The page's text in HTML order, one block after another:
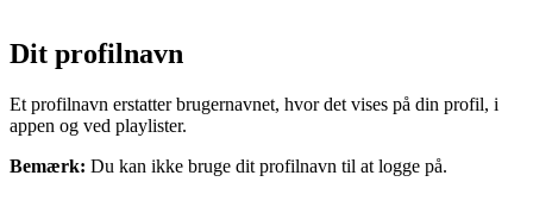
Dit profilnavn
Et profilnavn erstatter brugernavnet, hvor det vises på din profil, i
appen og ved playlister.
Bemærk: Du kan ikke bruge dit profilnavn til at logge på.